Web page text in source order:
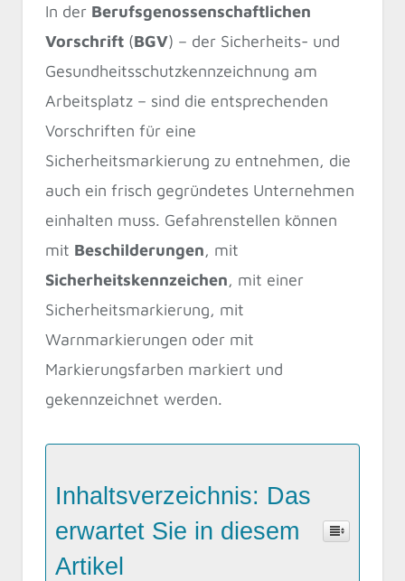
In der Berufsgenossenschaftlichen
Vorschrift (BGV) – der Sicherheits- und
Gesundheitsschutzkennzeichnung am
Arbeitsplatz – sind die entsprechenden
Vorschriften für eine
Sicherheitsmarkierung zu entnehmen, die
auch ein frisch gegründetes Unternehmen
einhalten muss. Gefahrenstellen können
mit Beschilderungen, mit
Sicherheitskennzeichen, mit einer
Sicherheitsmarkierung, mit
Warnmarkierungen oder mit
Markierungsfarben markiert und
gekennzeichnet werden.
Inhaltsverzeichnis: Das
erwartet Sie in diesem
Artikel